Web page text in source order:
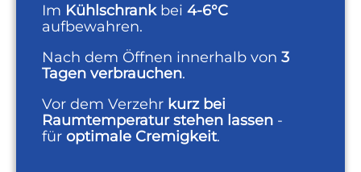
Im Kühlschrank bei 4-6°C
aufbewahren.
Nach dem Öffnen innerhalb von 3
Tagen verbrauchen.
Vor dem Verzehr kurz bei
Raumtemperatur stehen lassen -
für optimale Cremigkeit.